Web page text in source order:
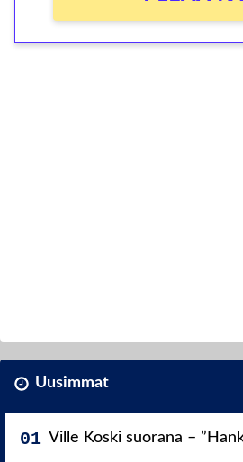
Uusimmat
Ville Koski suorana –